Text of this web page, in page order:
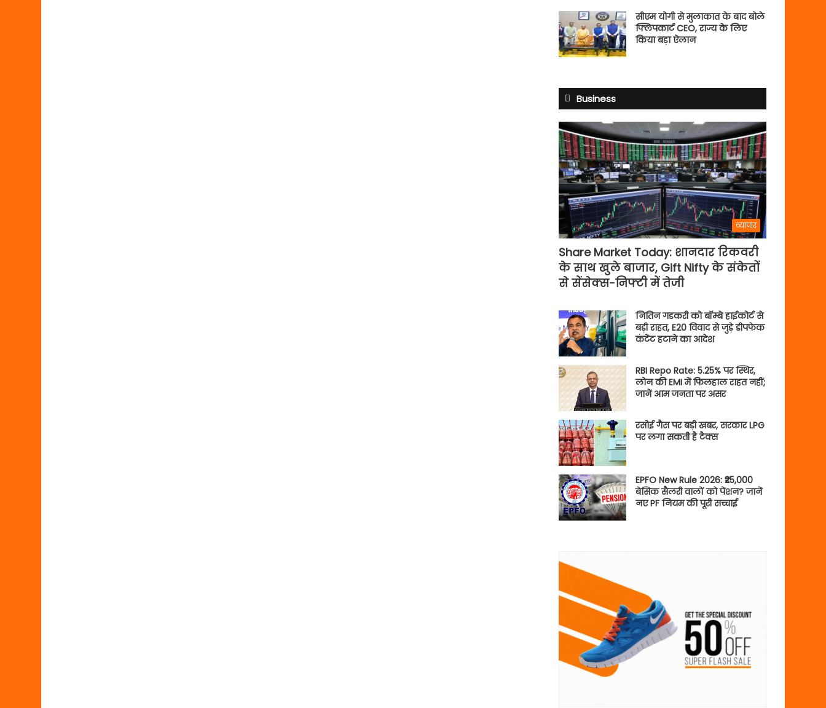
सीएम योगी से मुलाकात के बाद बोले
फ्लिपकार्ट CEO, राज्य के लिए
किया बड़ा ऐलान
Business
व्यापार
Share Market Today: शानदार रिकवरी
के साथ खुले बाजार, Gift Nifty के संकेतों
से सेंसेक्स-निफ्टी में तेजी
नितिन गडकरी को बॉम्बे हाईकोर्ट से
बड़ी राहत, E20 विवाद से जुड़े डीपफेक
कंटेंट हटाने का आदेश
RBI Repo Rate: 5.25% पर स्थिर,
लोन की EMI में फिलहाल राहत नहीं;
जानें आम जनता पर असर
रसोई गैस पर बड़ी खबर, सरकार LPG
पर लगा सकती है टैक्स
EPFO New Rule 2026: ₹25,000
बेसिक सैलरी वालों को पेंशन? जानें
नए PF नियम की पूरी सच्चाई